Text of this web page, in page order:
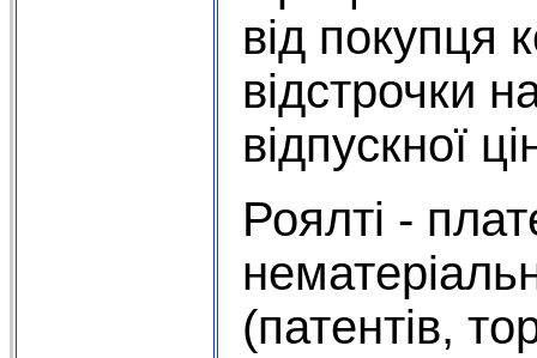
від покупця
відстрочки
відпускної
Роялті -
(патентів,